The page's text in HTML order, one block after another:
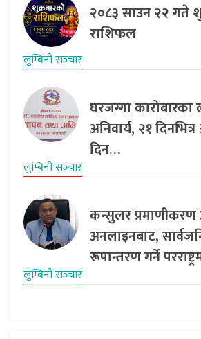
२०८३ साउन २२ गते
राशिफल
लुम्बिनी सञ्‍चार
घरजग्गा कारोबारका
अनिवार्य, २१
दिन…
लुम्बिनी सञ्‍चार
कन्सुलर
अनलाइनबाट,
रूपान्तरण गर्ने
लुम्बिनी सञ्‍चार